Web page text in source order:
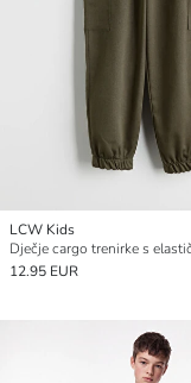
LCW Kids
Dječje cargo trenirke s
12.95 EUR